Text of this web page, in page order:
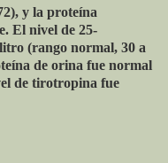
y la proteína
El nivel de 25-
(rango normal, 30 a
de orina fue normal
de tirotropina fue